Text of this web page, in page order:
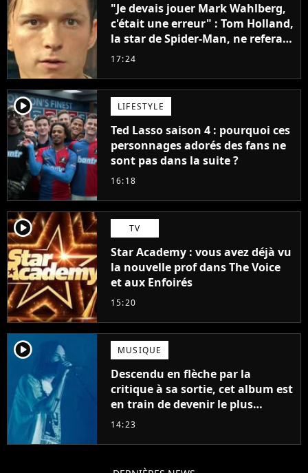
"Je devais jouer Mark Wahlberg,
c'était une erreur" : Tom Holland,
la star de Spider-Man, ne referait
pas ce blockbuster
17:24
player2 LIFESTYLE
Ted Lasso saison 4 : pourquoi ces
personnages adorés des fans ne
sont pas dans la suite ?
16:18
player2 TV
Star Academy : vous avez déjà vu
la nouvelle prof dans The Voice
et aux Enfoirés
15:20
player2 MUSIQUE
Descendu en flèche par la
critique à sa sortie, cet album est
en train de devenir le plus
populaire de son auteur
14:23